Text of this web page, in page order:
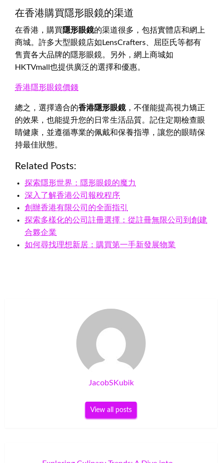
在香港購買隱形眼鏡的渠道
在香港，購買隱形眼鏡的渠道很多，包括實體店和網上
商城。許多大型眼鏡店如LensCrafters、屈臣氏等都有
售賣各大品牌的隱形眼鏡。另外，網上商城如
HKTVmall也提供廣泛的選擇和優惠。
香港隱形眼鏡價錢
總之，選擇適合的香港隱形眼鏡，不僅能提高視力矯正
的效果，也能提升您的日常生活品質。記住定期檢查眼
睛健康，並遵循專業的佩戴和保養指導，讓您的眼睛保
持最佳狀態。
Related Posts:
探索隱形世界：隱形眼鏡的魔力
深入了解香港公司報稅程序
創辦香港有限公司的全面指引
探索多樣化的公司註冊選擇：從註冊無限公司到創建
合夥企業
如何尋找理想新居：購買第一手新發展物業
JacobSKubik
View all posts